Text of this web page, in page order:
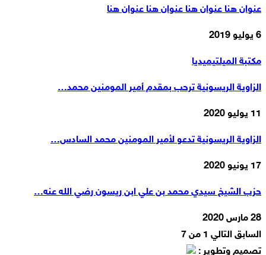
عنوان هنا عنوان هنا عنوان هنا عنوان هنا
6 يوليو 2019
مكتبة الميلتيميديا
الزاوية الريسونية ترحب بمقدم أمير المومنين محمد…
11 يوليو 2020
الزاوية الريسونية تدعو لأمير المومنين محمد السادس…
17 يونيو 2020
حزب الشيخ سيدي محمد بن علي ابن ريسون رضي الله عنه…
28 مارس 2020
السابق التالي 1 من 7
تصميم وتطوير :